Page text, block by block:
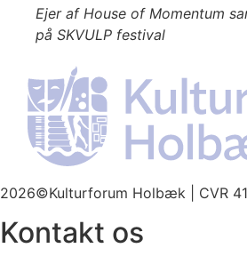
Ejer af House of Momentum
på SKVULP festival
2026©Kulturforum Holbæk | CVR
Kontakt os